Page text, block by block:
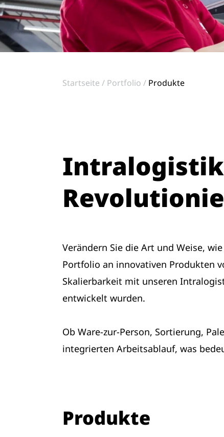
Startseite Portfolio Produkte
Verändern Sie die Art und Weise,
Portfolio an innovativen Produkten
Skalierbarkeit mit unseren
entwickelt wurden.
Ob Ware-zur-Person, Sortierung,
integrierten Arbeitsablauf, was
Produkte